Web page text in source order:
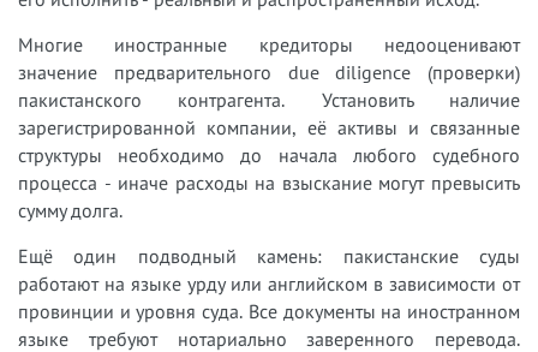
Многие иностранные кредиторы недооценивают
значение предварительного due diligence (проверки)
пакистанского контрагента. Установить наличие
зарегистрированной компании, её активы и связанные
структуры необходимо до начала любого судебного
процесса - иначе расходы на взыскание могут превысить
сумму долга.
Ещё один подводный камень: пакистанские суды
работают на языке урду или английском в зависимости от
провинции и уровня суда. Все документы на иностранном
языке требуют нотариально заверенного перевода.